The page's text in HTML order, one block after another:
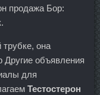
продажа Бор:
она
Другие объявления
для
Тестостерон